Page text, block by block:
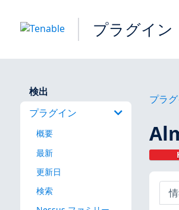
プラグイン
検出
プラグイン
概要
最新
更新日
検索
プラ